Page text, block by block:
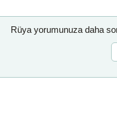
Rüya yorumunuza daha